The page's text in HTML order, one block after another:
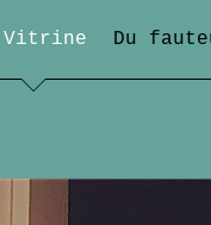
Vitrine Du